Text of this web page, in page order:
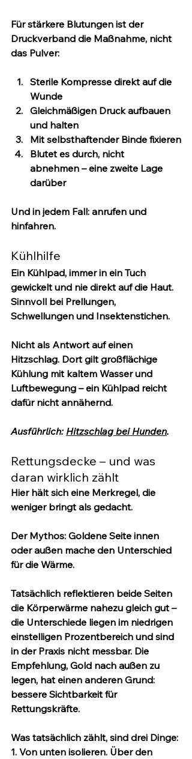
Für stärkere Blutungen ist der
Druckverband die Maßnahme, nicht
das Pulver:
Sterile Kompresse direkt auf die
Wunde
Gleichmäßigen Druck aufbauen
und halten
Mit selbsthaftender Binde fixieren
Blutet es durch, nicht
abnehmen – eine zweite Lage
darüber
Und in jedem Fall: anrufen und
hinfahren.
Kühlhilfe
Ein Kühlpad, immer in ein Tuch
gewickelt und nie direkt auf die Haut.
Sinnvoll bei Prellungen,
Schwellungen und Insektenstichen.
Nicht als Antwort auf einen
Hitzschlag. Dort gilt großflächige
Kühlung mit kaltem Wasser und
Luftbewegung – ein Kühlpad reicht
dafür nicht annähernd.
Ausführlich: Hitzschlag bei Hunden.
Rettungsdecke – und was
daran wirklich zählt
Hier hält sich eine Merkregel, die
weniger bringt als gedacht.
Der Mythos: Goldene Seite innen
oder außen mache den Unterschied
für die Wärme.
Tatsächlich reflektieren beide Seiten
die Körperwärme nahezu gleich gut –
die Unterschiede liegen im niedrigen
einstelligen Prozentbereich und sind
in der Praxis nicht messbar. Die
Empfehlung, Gold nach außen zu
legen, hat einen anderen Grund:
bessere Sichtbarkeit für
Rettungskräfte.
Was tatsächlich zählt, sind drei Dinge:
1. Von unten isolieren. Über den